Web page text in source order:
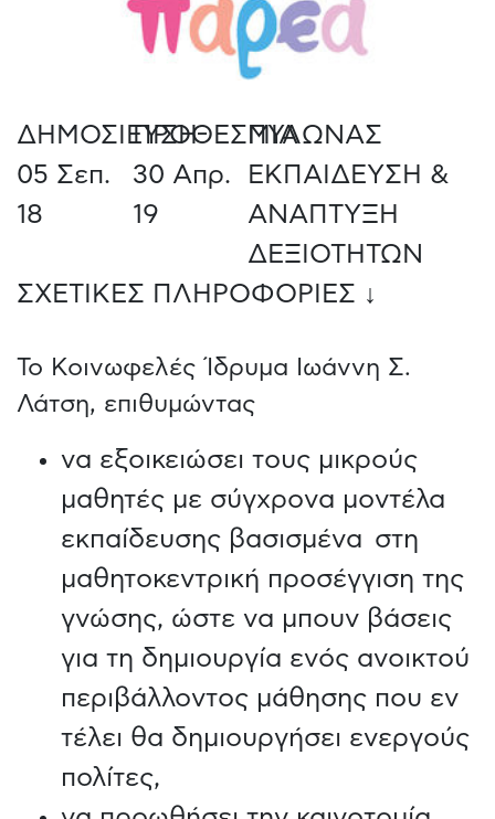
ΔΗΜΟΣΙΕΥΣΗ
05 Σεπ.
18
ΠΡΟΘΕΣΜΙΑ
30 Απρ.
19
ΠΥΛΩΝΑΣ
ΕΚΠΑΙΔΕΥΣΗ &
ΑΝΑΠΤΥΞΗ
ΔΕΞΙΟΤΗΤΩΝ
ΣΧΕΤΙΚΕΣ ΠΛΗΡΟΦΟΡΙΕΣ ↓
Το Κοινωφελές Ίδρυμα Ιωάννη Σ.
Λάτση, επιθυμώντας
να εξοικειώσει τους μικρούς
μαθητές με σύγχρονα μοντέλα
εκπαίδευσης βασισμένα στη
μαθητοκεντρική προσέγγιση της
γνώσης, ώστε να μπουν βάσεις
για τη δημιουργία ενός ανοικτού
περιβάλλοντος μάθησης που εν
τέλει θα δημιουργήσει ενεργούς
πολίτες,